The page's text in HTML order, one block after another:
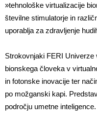
»tehnološke virtualizacije
številne stimulatorje in
uporablja za zdravljenje
Strokovnjaki FERI Univerze
bionskega človeka v
in fotonske inovacije ter
po možganski kapi.
področju umetne inteligence.